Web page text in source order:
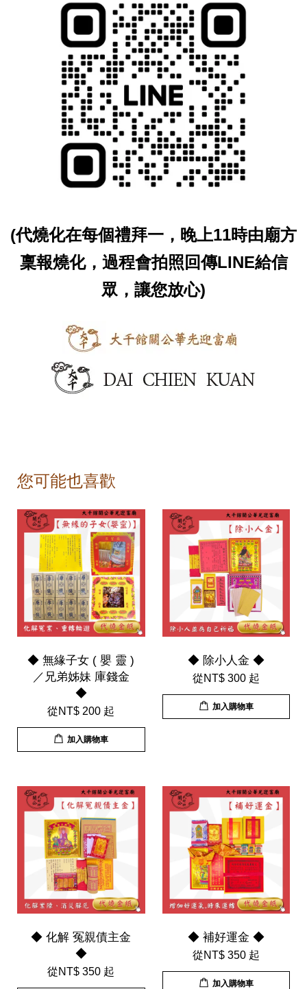
(代燒化在每個禮拜一，晚上11時由廟方
稟報燒化，過程會拍照回傳LINE給信
眾，讓您放心)
您可能也喜歡
◆ 無緣子女 ( 嬰 靈 )
／兄弟姊妹 庫錢金
◆
從NT$ 200 起
加入購物車
◆ 除小人金 ◆
從NT$ 300 起
加入購物車
◆ 化解 冤親債主金
◆
從NT$ 350 起
◆ 補好運金 ◆
從NT$ 350 起
加入購物車